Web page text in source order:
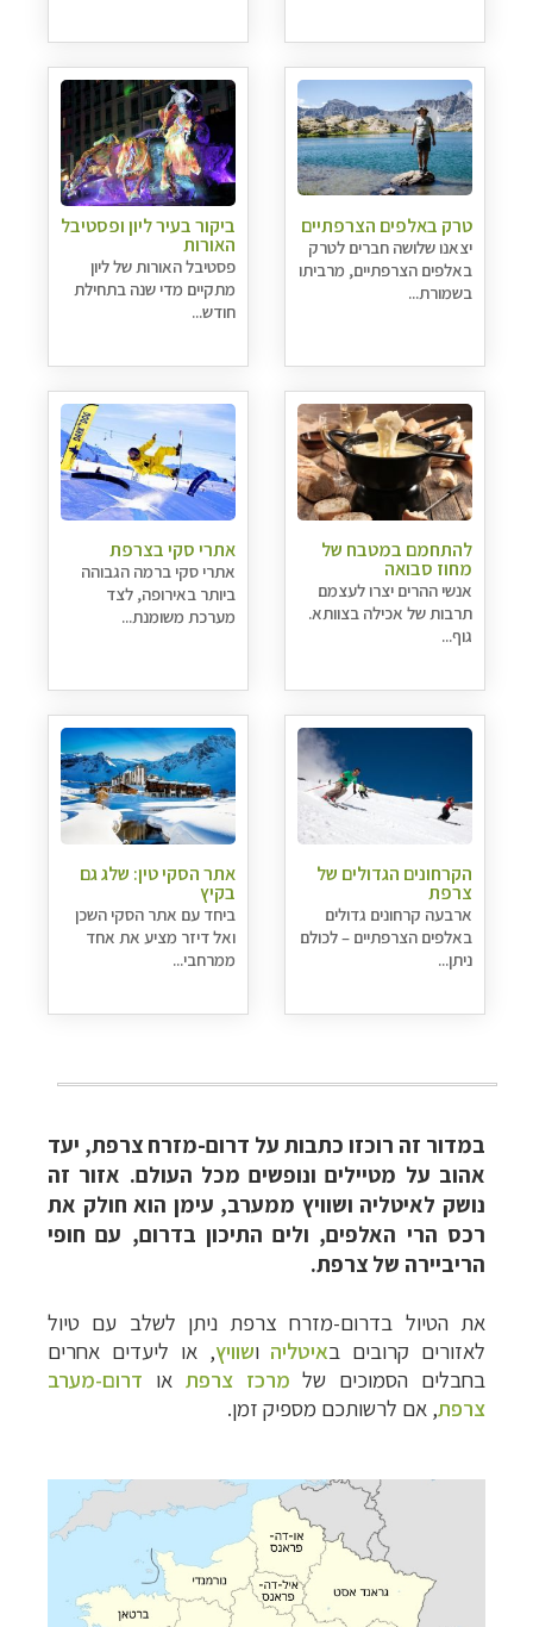
טרק באלפים הצרפתיים
יצאנו שלושה חברים לטרק
באלפים הצרפתיים, מרביתו
בשמורת...
ביקור בעיר ליון ופסטיבל
האורות
פסטיבל האורות של ליון
מתקיים מדי שנה בתחילת
חודש...
להתחמם במטבח של
מחוז סבואה
אנשי ההרים יצרו לעצמם
תרבות של אכילה בצוותא.
גוף...
אתרי סקי בצרפת
אתרי סקי ברמה הגבוהה
ביותר באירופה, לצד
מערכת משומנת...
הקרחונים הגדולים של
צרפת
ארבעה קרחונים גדולים
באלפים הצרפתיים – לכולם
ניתן...
אתר הסקי טין: שלג גם
בקיץ
ביחד עם אתר הסקי השכן
ואל דיזר מציע את אחד
ממרחבי...
במדור זה רוכזו כתבות על דרום-מזרח צרפת, יעד
אהוב על מטיילים ונופשים מכל העולם. אזור זה
נושק לאיטליה ושוויץ ממערב, עימן הוא חולק את
רכס הרי האלפים, ולים התיכון בדרום, עם חופי
הריביירה של צרפת.
את הטיול בדרום-מזרח צרפת ניתן לשלב עם טיול
לאזורים קרובים באיטליה ושוויץ, או ליעדים אחרים
בחבלים הסמוכים של מרכז צרפת או דרום-מערב
צרפת, אם לרשותכם מספיק זמן.
טיולי אקטיב - אופניים, שייט והליכה
קרוזים והפלגות נופשלחצו לרשימת היעדים »